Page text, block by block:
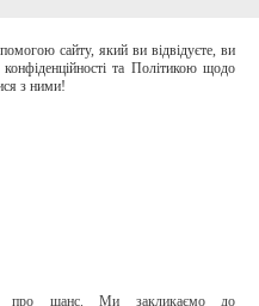
сайту, який ви відвідуєте, ви
та Політикою щодо
з ними!
про шанс. Ми закликаємо до